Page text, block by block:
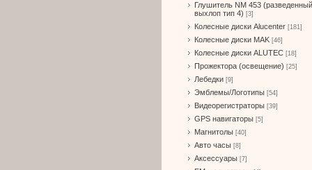
Глушитель NM 453 (разведенный
выхлоп тип 4) [3]
Колесные диски Alucenter [181]
Колесные диски MAK [46]
Колесные диски ALUTEC [18]
Прожектора (освещение) [25]
Лебедки [9]
Эмблемы/Логотипы [54]
Видеорегистраторы [39]
GPS навигаторы [5]
Магнитолы [40]
Авто часы [8]
Аксессуары [7]